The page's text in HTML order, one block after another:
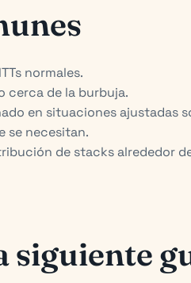
normales.
cerca de la burbuja.
en situaciones ajustadas
se necesitan.
de stacks alrededor
siguiente